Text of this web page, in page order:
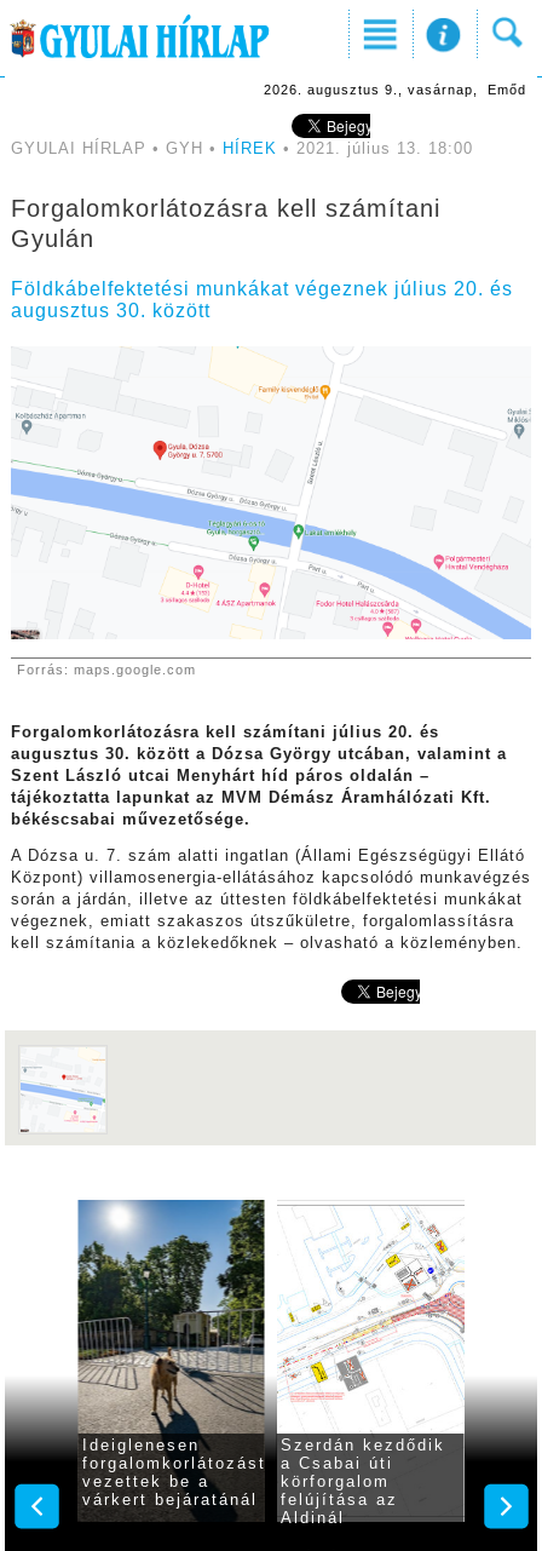
2026. augusztus 9., vasárnap, Emőd
GYULAI HÍRLAP • GYH • HÍREK • 2021. július 13. 18:00
Forgalomkorlátozásra kell számítani
Gyulán
Földkábelfektetési munkákat végeznek július 20. és
augusztus 30. között
Forrás: maps.google.com
Forgalomkorlátozásra kell számítani július 20. és
augusztus 30. között a Dózsa György utcában, valamint a
Szent László utcai Menyhárt híd páros oldalán –
tájékoztatta lapunkat az MVM Démász Áramhálózati Kft.
békéscsabai művezetősége.
A Dózsa u. 7. szám alatti ingatlan (Állami Egészségügyi Ellátó
Központ) villamosenergia-ellátásához kapcsolódó munkavégzés
során a járdán, illetve az úttesten földkábelfektetési munkákat
végeznek, emiatt szakaszos útszűkületre, forgalomlassításra
kell számítania a közlekedőknek – olvasható a közleményben.
Ideiglenesen
forgalomkorlátozást
vezettek be a
várkert bejáratánál
Szerdán kezdődik
a Csabai úti
körforgalom
felújítása az
Aldinál
4-én